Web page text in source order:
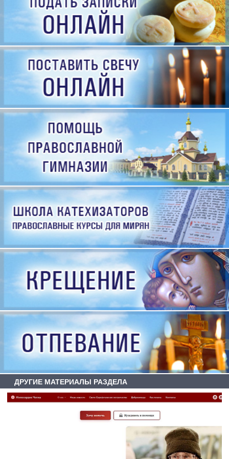
ДРУГИЕ МАТЕРИАЛЫ РАЗДЕЛА